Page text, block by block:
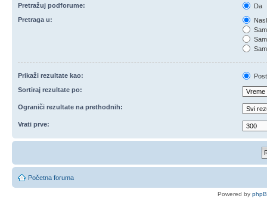
Pretražuj podforume:
Da
Pretraga u:
Prikaži rezultate kao:
Sortiraj rezultate po:
Ograniči rezultate na prethodnih:
Vrati prve:
Početna foruma
Powered by